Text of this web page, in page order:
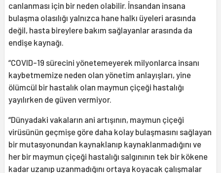
canlanması için bir neden olabilir. İnsandan insana
bulaşma olasılığı yalnızca hane halkı üyeleri arasında
değil, hasta bireylere bakım sağlayanlar arasında da
endişe kaynağı.
“COVID-19 sürecini yönetemeyerek milyonlarca insanı
kaybetmemize neden olan yönetim anlayışları, yine
ölümcül bir hastalık olan maymun çiçeği hastalığı
yayılırken de güven vermiyor.
“Dünyadaki vakaların ani artışının, maymun çiçeği
virüsünün geçmişe göre daha kolay bulaşmasını sağlayan
bir mutasyonundan kaynaklanıp kaynaklanmadığını ve
her bir maymun çiçeği hastalığı salgınının tek bir kökene
kadar uzanıp uzanmadığını ortaya koyacak çalışmalar